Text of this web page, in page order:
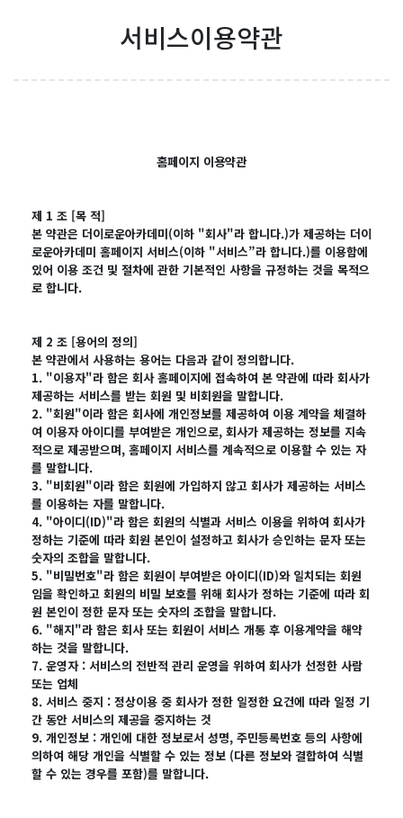
서비스이용약관
홈페이지 이용약관
제 1 조 [목 적]
본 약관은 더이로운아카데미(이하 "회사"라 합니다.)가 제공하는 더이
로운아카데미 홈페이지 서비스(이하 "서비스”라 합니다.)를 이용함에
있어 이용 조건 및 절차에 관한 기본적인 사항을 규정하는 것을 목적으
로 합니다.
제 2 조 [용어의 정의]
본 약관에서 사용하는 용어는 다음과 같이 정의합니다.
1. "이용자"라 함은 회사 홈페이지에 접속하여 본 약관에 따라 회사가
제공하는 서비스를 받는 회원 및 비회원을 말합니다.
2. "회원"이라 함은 회사에 개인정보를 제공하여 이용 계약을 체결하
여 이용자 아이디를 부여받은 개인으로, 회사가 제공하는 정보를 지속
적으로 제공받으며, 홈페이지 서비스를 계속적으로 이용할 수 있는 자
를 말합니다.
3. "비회원"이라 함은 회원에 가입하지 않고 회사가 제공하는 서비스
를 이용하는 자를 말합니다.
4. "아이디(ID)"라 함은 회원의 식별과 서비스 이용을 위하여 회사가
정하는 기준에 따라 회원 본인이 설정하고 회사가 승인하는 문자 또는
숫자의 조합을 말합니다.
5. "비밀번호"라 함은 회원이 부여받은 아이디(ID)와 일치되는 회원
임을 확인하고 회원의 비밀 보호를 위해 회사가 정하는 기준에 따라 회
원 본인이 정한 문자 또는 숫자의 조합을 말합니다.
6. "해지"라 함은 회사 또는 회원이 서비스 개통 후 이용계약을 해약
하는 것을 말합니다.
7. 운영자 : 서비스의 전반적 관리 운영을 위하여 회사가 선정한 사람
또는 업체
8. 서비스 중지 : 정상이용 중 회사가 정한 일정한 요건에 따라 일정 기
간 동안 서비스의 제공을 중지하는 것
9. 개인정보 : 개인에 대한 정보로서 성명, 주민등록번호 등의 사항에
의하여 해당 개인을 식별할 수 있는 정보 (다른 정보와 결합하여 식별
할 수 있는 경우를 포함)를 말합니다.